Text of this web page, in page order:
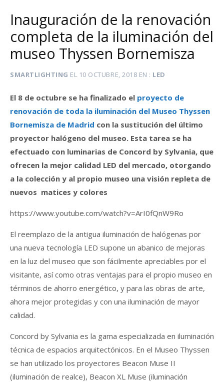
Inauguración de la renovación
completa de la iluminación del
museo Thyssen Bornemisza
SMARTLIGHTING EL 10 OCTUBRE, 2018 EN LED
El 8 de octubre se ha finalizado el proyecto de
renovación de toda la iluminación del Museo Thyssen
Bornemisza de Madrid con la sustitución del último
proyector halógeno del museo. Esta tarea se ha
efectuado con luminarias de Concord by Sylvania, que
ofrecen la mejor calidad LED del mercado, otorgando
a la colección y al propio museo una visión repleta de
nuevos matices y colores
https://www.youtube.com/watch?v=ArI0fQnW9Ro
El reemplazo de la antigua iluminación de halógenas por
una nueva tecnología LED supone un abanico de mejoras
en la luz del museo que son fácilmente apreciables por el
visitante, así como otras ventajas para el propio museo en
términos de ahorro energético, y para las obras de arte,
ahora mejor protegidas y con una iluminación de mayor
calidad.
Concord by Sylvania es la gama especializada en iluminación
técnica de espacios arquitectónicos. En el Museo Thyssen
se han utilizado los proyectores Beacon Muse II
(iluminación de realce), Beacon XL Muse (iluminación